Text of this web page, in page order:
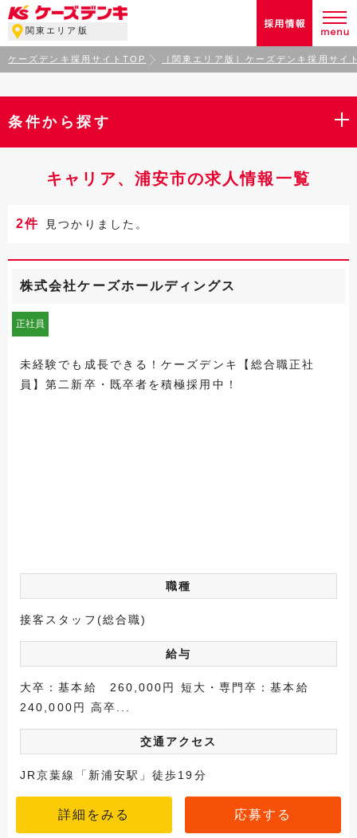
関東エリア版
ケーズデンキ採用サイトTOP ［関東エリア版］ケーズデンキ採用サイ
条件から探す
キャリア、浦安市の求人情報一覧
2件 見つかりました。
株式会社ケーズホールディングス
正社員
未経験でも成長できる！ケーズデンキ【総合職正社
員】第二新卒・既卒者を積極採用中！
職種
接客スタッフ(総合職)
給与
大卒：基本給 260,000円 短大・専門卒：基本給
240,000円 高卒...
交通アクセス
JR京葉線「新浦安駅」徒歩19分
詳細をみる 応募する